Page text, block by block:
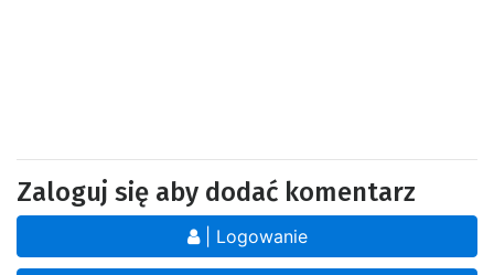
Zaloguj się aby dodać komentarz
| Logowanie